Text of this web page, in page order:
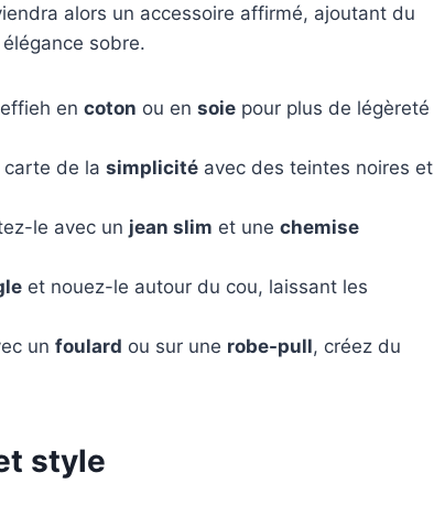
alors un accessoire affirmé, ajoutant du
sobre.
en coton ou en soie pour plus de légèreté
carte de la simplicité avec des teintes noires et
le avec un jean slim et une chemise
et nouez-le autour du cou, laissant les
un foulard ou sur une robe-pull, créez du
style